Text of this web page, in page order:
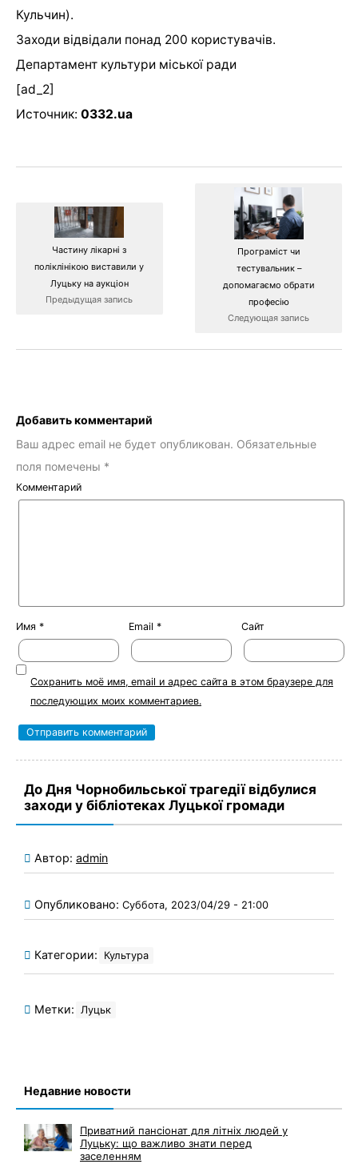
Кульчин).
Заходи відвідали понад 200 користувачів.
Департамент культури міської ради
[ad_2]
Источник: 0332.ua
Частину лікарні з
поліклінікою виставили у
Луцьку на аукціон
Предыдущая запись
Програміст чи
тестувальник –
допомагаємо обрати
професію
Следующая запись
Добавить комментарий
Ваш адрес email не будет опубликован. Обязательные
поля помечены *
Комментарий
Имя * Email * Сайт
Сохранить моё имя, email и адрес сайта в этом браузере для
последующих моих комментариев.
До Дня Чорнобильської трагедії відбулися
заходи у бібліотеках Луцької громади
Автор: admin
Опубликовано: Суббота, 2023/04/29 - 21:00
Категории: Культура
Метки: Луцьк
Недавние новости
Приватний пансіонат для літніх людей у
Луцьку: що важливо знати перед
заселенням